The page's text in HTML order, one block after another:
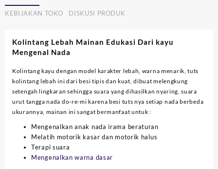
KEBIJAKAN TOKO DISKUSI PRODUK
Kolintang Lebah Mainan Edukasi Dari kayu
Mengenal Nada
Kolintang kayu dengan model karakter lebah, warna menarik, tuts
kolintang lebah ini dari besi tipis dan kuat, dibuat melengkung
setengah lingkaran sehingga suara yang dihasilkan nyaring, suara
urut tangga nada do-re-mi karena besi tuts nya setiap nada berbeda
ukurannya, mainan ini sangat bermanfaat untuk :
Mengenalkan anak nada irama beraturan
Melatih motorik kasar dan motorik halus
Terapi suara
Mengenalkan warna dasar